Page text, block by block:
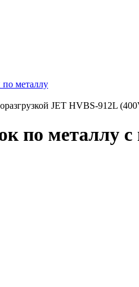
по металлу
JET HVBS-912L
по металлу